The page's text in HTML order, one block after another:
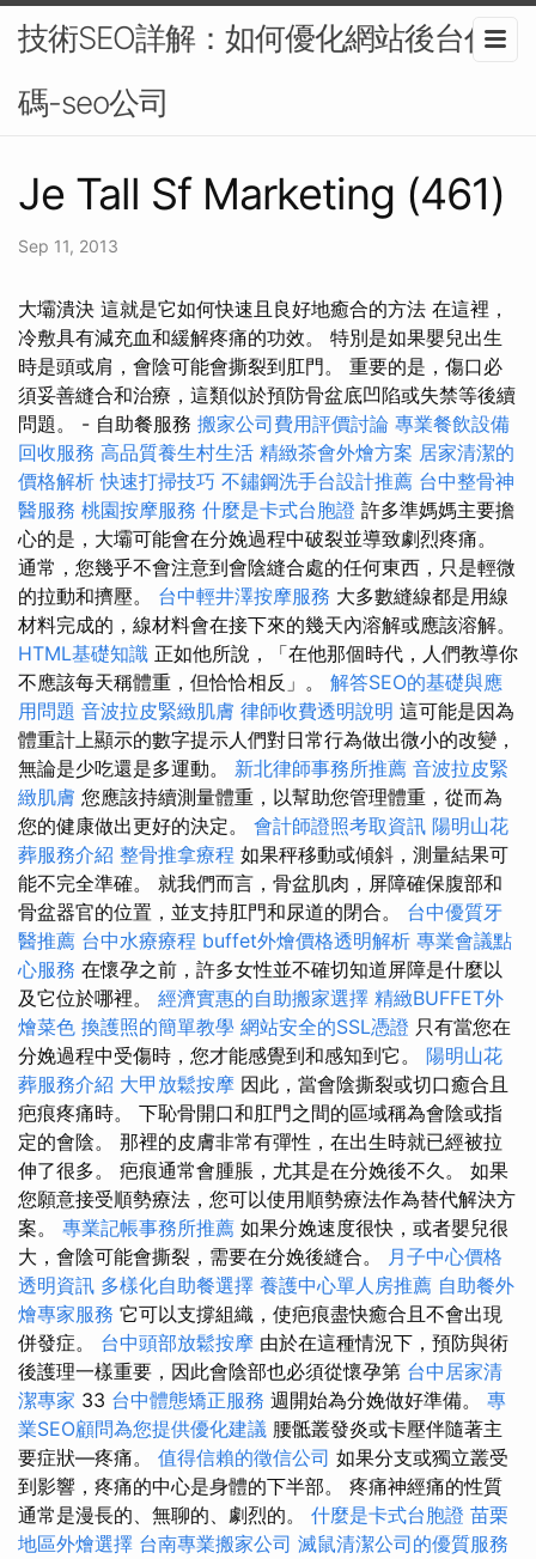
技術SEO詳解：如何優化網站後台代
碼-seo公司
Je Tall Sf Marketing (461)
Sep 11, 2013
大壩潰決 這就是它如何快速且良好地癒合的方法 在這裡，
冷敷具有減充血和緩解疼痛的功效。 特別是如果嬰兒出生
時是頭或肩，會陰可能會撕裂到肛門。 重要的是，傷口必
須妥善縫合和治療，這類似於預防骨盆底凹陷或失禁等後續
問題。 - 自助餐服務 搬家公司費用評價討論 專業餐飲設備
回收服務 高品質養生村生活 精緻茶會外燴方案 居家清潔的
價格解析 快速打掃技巧 不鏽鋼洗手台設計推薦 台中整骨神
醫服務 桃園按摩服務 什麼是卡式台胞證 許多準媽媽主要擔
心的是，大壩可能會在分娩過程中破裂並導致劇烈疼痛。
通常，您幾乎不會注意到會陰縫合處的任何東西，只是輕微
的拉動和擠壓。 台中輕井澤按摩服務 大多數縫線都是用線
材料完成的，線材料會在接下來的幾天內溶解或應該溶解。
HTML基礎知識 正如他所說，「在他那個時代，人們教導你
不應該每天稱體重，但恰恰相反」。 解答SEO的基礎與應
用問題 音波拉皮緊緻肌膚 律師收費透明說明 這可能是因為
體重計上顯示的數字提示人們對日常行為做出微小的改變，
無論是少吃還是多運動。 新北律師事務所推薦 音波拉皮緊
緻肌膚 您應該持續測量體重，以幫助您管理體重，從而為
您的健康做出更好的決定。 會計師證照考取資訊 陽明山花
葬服務介紹 整骨推拿療程 如果秤移動或傾斜，測量結果可
能不完全準確。 就我們而言，骨盆肌肉，屏障確保腹部和
骨盆器官的位置，並支持肛門和尿道的閉合。 台中優質牙
醫推薦 台中水療療程 buffet外燴價格透明解析 專業會議點
心服務 在懷孕之前，許多女性並不確切知道屏障是什麼以
及它位於哪裡。 經濟實惠的自助搬家選擇 精緻BUFFET外
燴菜色 換護照的簡單教學 網站安全的SSL憑證 只有當您在
分娩過程中受傷時，您才能感覺到和感知到它。 陽明山花
葬服務介紹 大甲放鬆按摩 因此，當會陰撕裂或切口癒合且
疤痕疼痛時。 下恥骨開口和肛門之間的區域稱為會陰或指
定的會陰。 那裡的皮膚非常有彈性，在出生時就已經被拉
伸了很多。 疤痕通常會腫脹，尤其是在分娩後不久。 如果
您願意接受順勢療法，您可以使用順勢療法作為替代解決方
案。 專業記帳事務所推薦 如果分娩速度很快，或者嬰兒很
大，會陰可能會撕裂，需要在分娩後縫合。 月子中心價格
透明資訊 多樣化自助餐選擇 養護中心單人房推薦 自助餐外
燴專家服務 它可以支撐組織，使疤痕盡快癒合且不會出現
併發症。 台中頭部放鬆按摩 由於在這種情況下，預防與術
後護理一樣重要，因此會陰部也必須從懷孕第 台中居家清
潔專家 33 台中體態矯正服務 週開始為分娩做好準備。 專
業SEO顧問為您提供優化建議 腰骶叢發炎或卡壓伴隨著主
要症狀—疼痛。 值得信賴的徵信公司 如果分支或獨立叢受
到影響，疼痛的中心是身體的下半部。 疼痛神經痛的性質
通常是漫長的、無聊的、劇烈的。 什麼是卡式台胞證 苗栗
地區外燴選擇 台南專業搬家公司 滅鼠清潔公司的優質服務